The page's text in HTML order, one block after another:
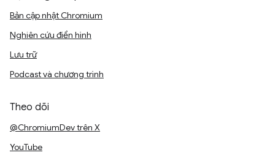
Bản cập nhật Chromium
Nghiên cứu điển hình
Lưu trữ
Podcast và chương trình
Theo dõi
@ChromiumDev trên X
YouTube